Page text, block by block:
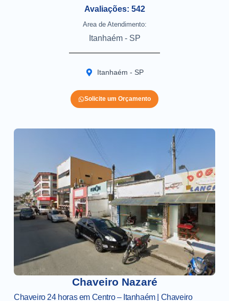
Avaliações: 542
Area de Atendimento:
Itanhaém - SP
Itanhaém - SP
Solicite um Orçamento
Chaveiro Nazaré
Chaveiro 24 horas em Centro – Itanhaém | Chaveiro